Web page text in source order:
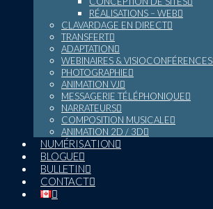
RÉALISATIONS – WEB
CLAVARDAGE EN DIRECT
TRANSFERT
ADAPTATION
WEBINAIRES & VISIOCONFÉRENCES
PHOTOGRAPHIE
ANIMATION VJ
MESSAGERIE TÉLÉPHONIQUE
NARRATEURS
COMPOSITION MUSICALE
ANIMATION 2D / 3D
NUMÉRISATION
BLOGUE
BULLETIN
CONTACT